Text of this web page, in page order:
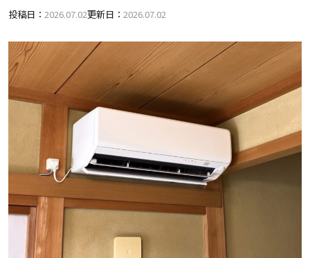
投稿日： 2026.07.02更新日： 2026.07.02